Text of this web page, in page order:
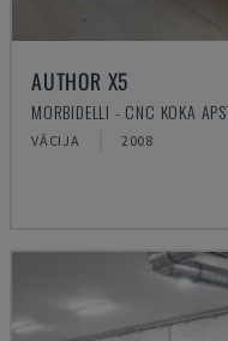
AUTHOR X5
MORBIDELLI - CNC KOKA
VĀCIJA 2008